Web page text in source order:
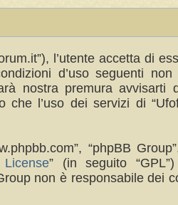
l’utente accetta di
d’uso seguenti
nostra premura
l’uso dei servizi di
“phpBB
” (in seguito
non è responsabile dei